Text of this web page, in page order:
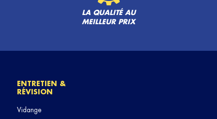
LA QUALITÉ AU
MEILLEUR PRIX
ENTRETIEN &
RÉVISION
Vidange